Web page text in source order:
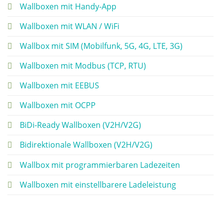
Wallboxen mit Handy-App
Wallboxen mit WLAN / WiFi
Wallbox mit SIM (Mobilfunk, 5G, 4G, LTE, 3G)
Wallboxen mit Modbus (TCP, RTU)
Wallboxen mit EEBUS
Wallboxen mit OCPP
BiDi-Ready Wallboxen (V2H/V2G)
Bidirektionale Wallboxen (V2H/V2G)
Wallbox mit programmierbaren Ladezeiten
Wallboxen mit einstellbarere Ladeleistung